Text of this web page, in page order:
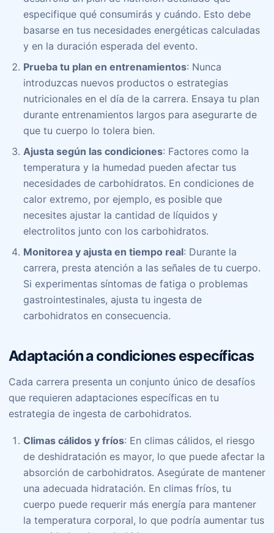
especifique qué consumirás y cuándo. Esto debe
basarse en tus necesidades energéticas calculadas
y en la duración esperada del evento.
Prueba tu plan en entrenamientos: Nunca
introduzcas nuevos productos o estrategias
nutricionales en el día de la carrera. Ensaya tu plan
durante entrenamientos largos para asegurarte de
que tu cuerpo lo tolera bien.
Ajusta según las condiciones: Factores como la
temperatura y la humedad pueden afectar tus
necesidades de carbohidratos. En condiciones de
calor extremo, por ejemplo, es posible que
necesites ajustar la cantidad de líquidos y
electrolitos junto con los carbohidratos.
Monitorea y ajusta en tiempo real: Durante la
carrera, presta atención a las señales de tu cuerpo.
Si experimentas síntomas de fatiga o problemas
gastrointestinales, ajusta tu ingesta de
carbohidratos en consecuencia.
Adaptación a condiciones específicas
Cada carrera presenta un conjunto único de desafíos
que requieren adaptaciones específicas en tu
estrategia de ingesta de carbohidratos.
Climas cálidos y fríos: En climas cálidos, el riesgo
de deshidratación es mayor, lo que puede afectar la
absorción de carbohidratos. Asegúrate de mantener
una adecuada hidratación. En climas fríos, tu
cuerpo puede requerir más energía para mantener
la temperatura corporal, lo que podría aumentar tus